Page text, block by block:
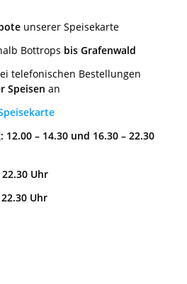
unserer Speisekarte
Bottrops bis Grafenwald
telefonischen Bestellungen
Speisen an
12.00 – 14.30 und 16.30 – 22.30
Uhr
Uhr